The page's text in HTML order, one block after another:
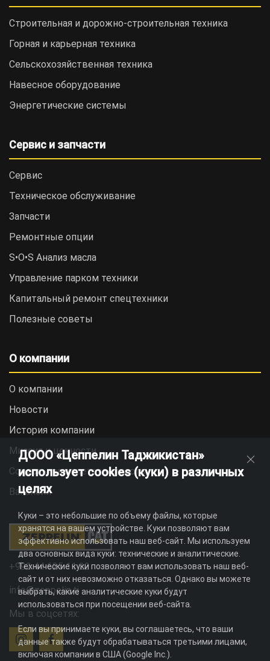
Строительная и дорожно-cтроительная техника
Горная и карьерная техника
Сельскохозяйственная техника
Навесное оборудование
Энергетические системы
Сервис и запчасти
Сервис
Техническое обслуживание
Запчасти
Ремонтные опции
S•O•S Анализ масла
Управление парком техники
Капитальный ремонт спецтехники
Полезные советы
О компании
О компании
Новости
История компании
Миссия и ценности
Социальная ответственность
Вакансии
+992 44 625 11 22
info@zeppelin.tj
Мы в соцсетях:
ДООО «Цеппелин Таджикистан»
использует cookies (куки) в различных
целях
Куки – это небольшие по объему файлы, которые
хранятся на вашем устройстве. Куки позволяют вам
эффективно использовать наш веб-сайт. Мы используем
два основных вида куки: технические и аналитические.
Технические куки позволяют вам использовать наш веб-
сайт и от них невозможно отказаться. Однако вы можете
выбрать, какие аналитические куки будут
использоваться при посещении веб-сайта.
Если вы принимаете куки, вы соглашаетесь, что ваши
данные также будут обрабатываться третьими лицами,
включая компании в США (Google Inc.).